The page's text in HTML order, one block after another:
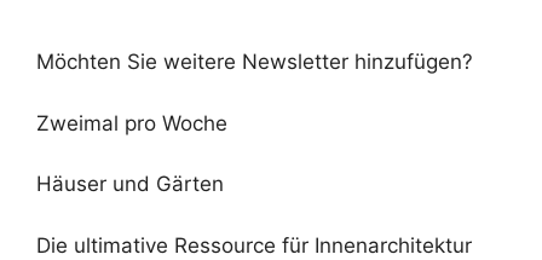
Möchten Sie weitere Newsletter hinzufügen?
Zweimal pro Woche
Häuser und Gärten
Die ultimative Ressource für Innenarchitektur